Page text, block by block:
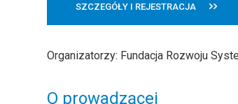
SZCZEGÓŁY I REJESTRACJA
Organizatorzy: Fundacja Rozwoju
O prowadzącej